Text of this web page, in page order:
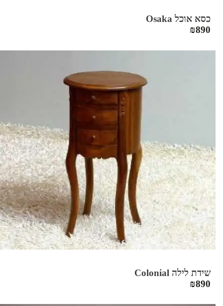
כסא אוכל Osaka
₪890
שידת לילה Colonial
₪890